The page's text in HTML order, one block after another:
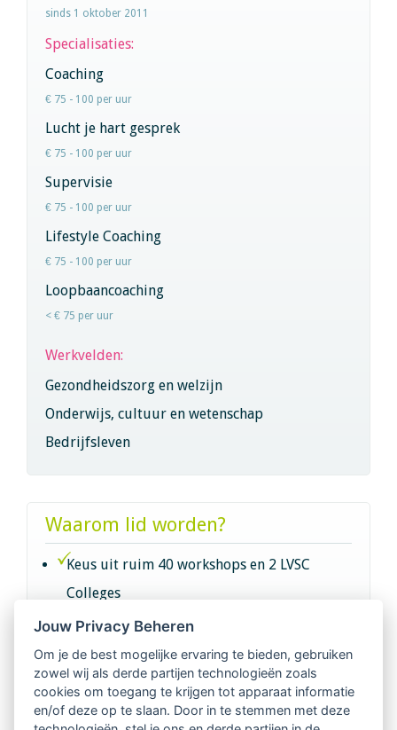
sinds 1 oktober 2011
Specialisaties:
Coaching
€ 75 - 100 per uur
Lucht je hart gesprek
€ 75 - 100 per uur
Supervisie
€ 75 - 100 per uur
Lifestyle Coaching
€ 75 - 100 per uur
Loopbaancoaching
< € 75 per uur
Werkvelden:
Gezondheidszorg en welzijn
Onderwijs, cultuur en wetenschap
Bedrijfsleven
Waarom lid worden?
Keus uit ruim 40 workshops en 2 LVSC
Colleges
Intervisie met geregistreerde vakgenoten
Netwerk van 2100 professionals in 14
regio's
Jouw Privacy Beheren
Om je de best mogelijke ervaring te bieden, gebruiken
zowel wij als derde partijen technologieën zoals
cookies om toegang te krijgen tot apparaat informatie
en/of deze op te slaan. Door in te stemmen met deze